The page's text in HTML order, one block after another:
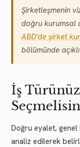
Şirketleşmenin
doğru kurumsal
ABD'de şirket
bölümünde
İş
Doğru eyalet,
analiz edilerek